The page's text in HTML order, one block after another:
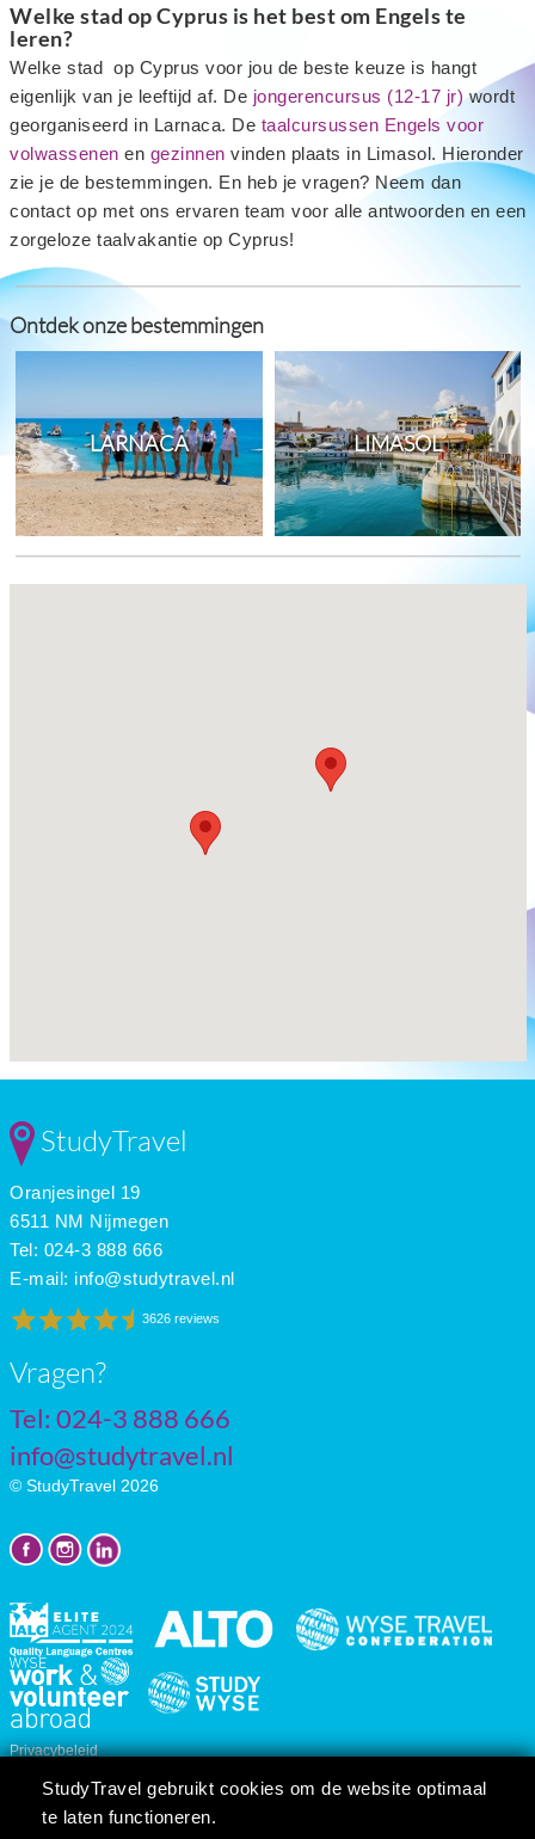
Welke stad op Cyprus is het best om Engels te
leren?
Welke stad op Cyprus voor jou de beste keuze is hangt
eigenlijk van je leeftijd af. De jongerencursus (12-17 jr)wordt
georganiseerd in Larnaca. De taalcursussen Engels voor
volwassenen en gezinnen vinden plaats in Limasol. Hieronder
zie je de bestemmingen. En heb je vragen? Neem dan
contact op met ons ervaren team voor alle antwoorden en een
zorgeloze taalvakantie op Cyprus!
Ontdek onze bestemmingen
LARNACA LIMASOL
StudyTravel gebruikt cookies om de website optimaal
te laten functioneren.
StudyTravel
Oranjesingel 19
6511 NM Nijmegen
Tel: 024-3 888 666
E-mail: info@studytravel.nl
3626 reviews
Vragen?
Tel: 024-3 888 666
info@studytravel.nl
© StudyTravel 2026
Privacybeleid
Reis/cursusvoorwaarden